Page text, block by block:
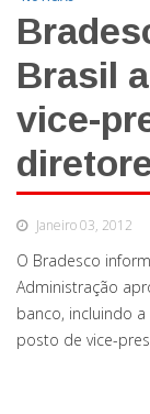
Brasil
vice-
Janeiro 03, 2012
O Bradesco
Administração
banco, incluindo
posto de vice-